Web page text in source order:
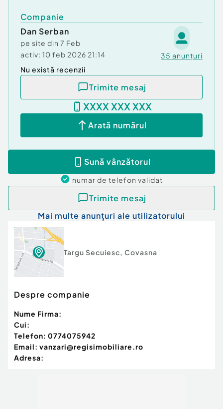
Suprafaţă totală: 2000 m²
An finalizare construcție: 2018
Vitrină: 10 m
Stadiu construcţie:
Înălţime spaţiu: 3 m
Număr încăperi: 20
Număr Grupuri Sanitare: 4
Posibilitate parcare: Da
Nr. locuri parcare:5-10
Tip imobil:Centru comercial
Companie
Dan Serban
pe site din 7 Feb
activ: 10 feb 2026 21:14 35 anunțuri
Nu există recenzii
Trimite mesaj
XXXX XXX XXX
Arată numărul
Sună vânzătorul
numar de telefon validat
Trimite mesaj
Mai multe anunțuri ale utilizatorului
Targu Secuiesc, Covasna
Despre companie
Nume Firma:
Cui:
Telefon: 0774075942
Email: vanzari@regisimobiliare.ro
Adresa: